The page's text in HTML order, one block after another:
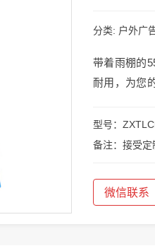
分类: 户外广
带着雨棚的
耐用，为您
型号：
备注：接受
微信联系